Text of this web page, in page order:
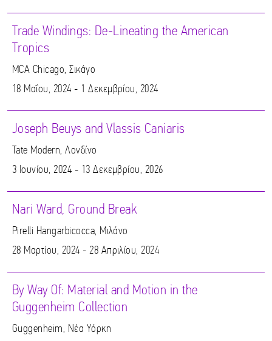
Trade Windings: De-Lineating the American
Tropics
MCA Chicago, Σικάγο
18 Μαΐου, 2024 - 1 Δεκεμβρίου, 2024
Joseph Beuys and Vlassis Caniaris
Tate Modern, Λονδίνο
3 Ιουνίου, 2024 - 13 Δεκεμβρίου, 2026
Nari Ward, Ground Break
Pirelli Hangarbicocca, Μιλάνο
28 Μαρτίου, 2024 - 28 Απριλίου, 2024
By Way Of: Material and Motion in the
Guggenheim Collection
Guggenheim, Νέα Υόρκη